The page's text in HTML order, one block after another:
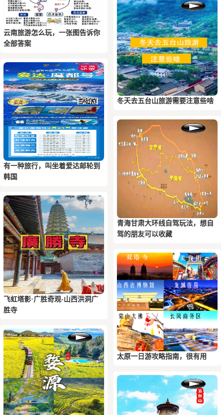
云南旅游怎么玩，一张图告诉你
全部答案
有一种旅行，叫坐着爱达邮轮到
韩国
飞虹塔影·广胜奇观-山西洪洞广
胜寺
冬天去五台山旅游需要注意些啥
青海甘肃大环线自驾玩法，想自
驾的朋友可以收藏
太原一日游攻略指南，很有用